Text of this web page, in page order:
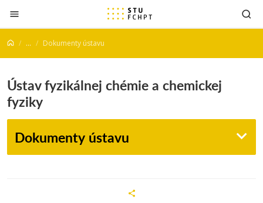
Prejsť na obsah
... Dokumenty ústavu
Ústav fyzikálnej chémie a chemickej
fyziky
Dokumenty ústavu